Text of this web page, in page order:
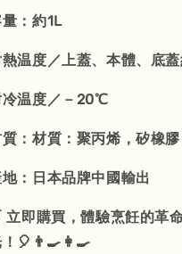
：約1L
熱温度／上蓋、本體、底
冷温度／－20℃
：材質：聚丙烯，矽橡
地：日本品牌中國輸出
立即購買，體驗烹飪的革
🎈👨‍🍳👩‍🍳